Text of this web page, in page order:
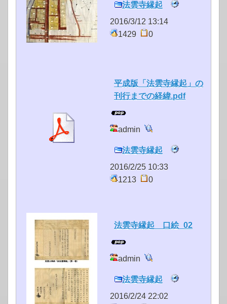
法雲寺縁起
2016/3/12 13:14
1429
0
平成版「法雲寺縁起」の
刊行までの経緯.pdf
admin
法雲寺縁起
2016/2/25 10:33
1213
0
法雲寺縁起 口絵_02
admin
法雲寺縁起
2016/2/24 22:02